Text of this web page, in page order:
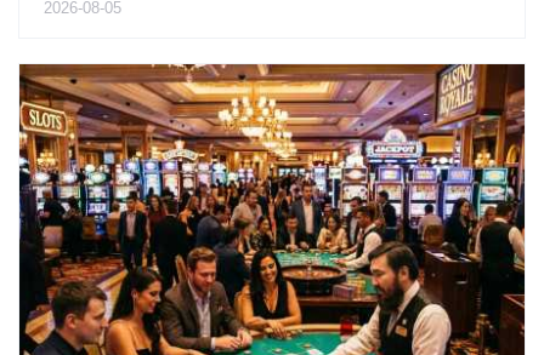
2026-08-05